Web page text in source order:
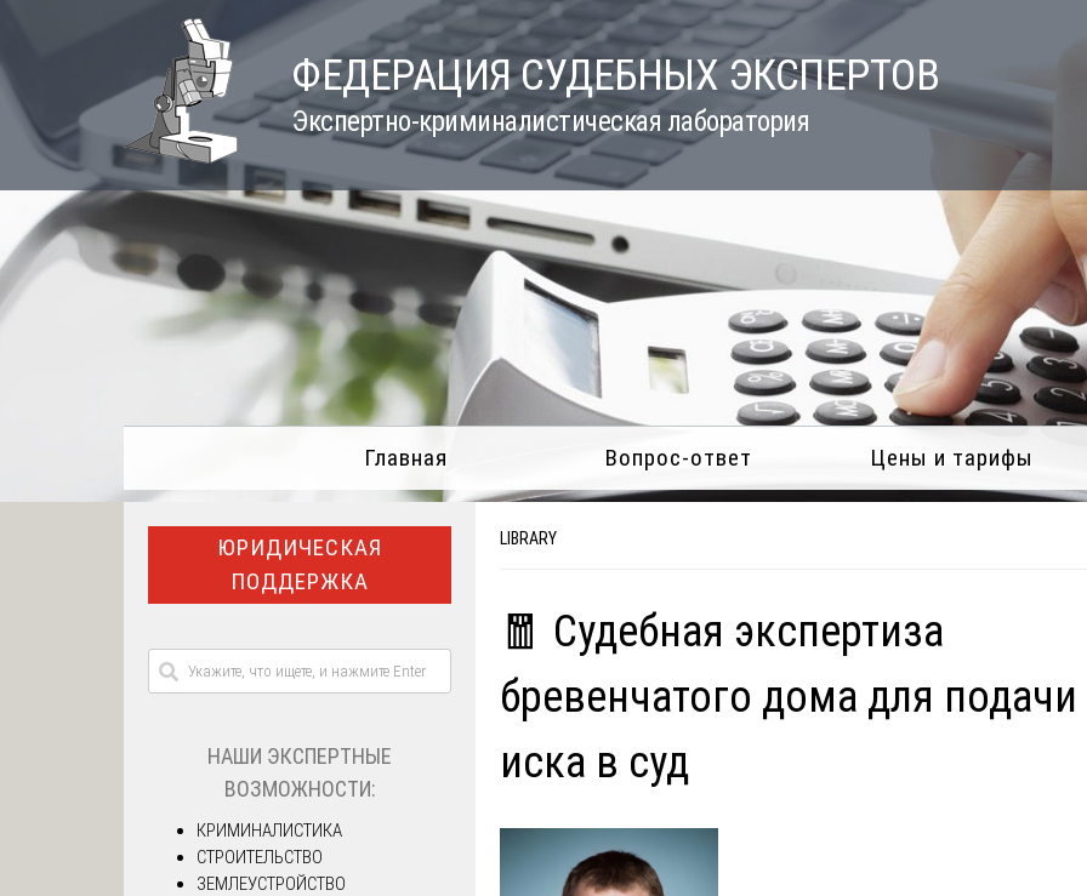
content
ФЕДЕРАЦИЯ СУДЕБНЫХ ЭКСПЕРТОВ
Экспертно-криминалистическая лаборатория
Главная Вопрос-ответ Цены и тарифы
LIBRARY
🧧 Судебная экспертиза
бревенчатого дома для подачи
иска в суд
ЮРИДИЧЕСКАЯ
ПОДДЕРЖКА
НАШИ ЭКСПЕРТНЫЕ
ВОЗМОЖНОСТИ:
КРИМИНАЛИСТИКА
СТРОИТЕЛЬСТВО
ЗЕМЛЕУСТРОЙСТВО